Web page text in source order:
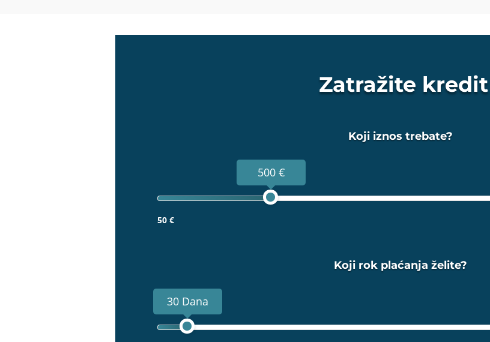
Zatražite kredit
Koji iznos trebate?
500 €
50 €
Koji rok plaćanja želite?
30 Dana